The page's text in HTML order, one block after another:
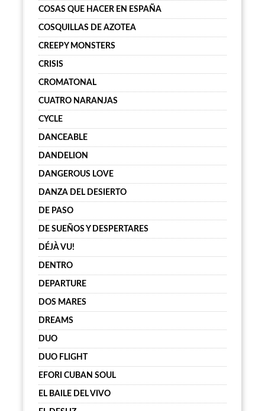
COSAS QUE HACER EN ESPAÑA
COSQUILLAS DE AZOTEA
CREEPY MONSTERS
CRISIS
CROMATONAL
CUATRO NARANJAS
CYCLE
DANCEABLE
DANDELION
DANGEROUS LOVE
DANZA DEL DESIERTO
DE PASO
DE SUEÑOS Y DESPERTARES
DÉJÀ VU!
DENTRO
DEPARTURE
DOS MARES
DREAMS
DUO
DUO FLIGHT
EFORI CUBAN SOUL
EL BAILE DEL VIVO